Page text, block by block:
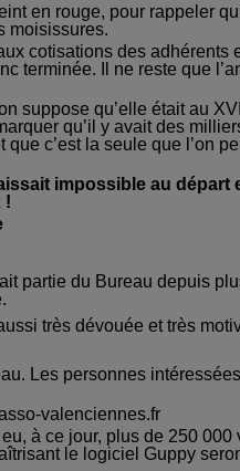
en rouge, pour rappeler
moisissures.
cotisations des adhérents
terminée. Il ne reste que
suppose qu’elle était au
qu’il y avait des
que c’est la seule que l’on
impossible au départ
!
partie du Bureau depuis
très dévouée et très
Les personnes
valenciennes.fr
à ce jour, plus de 250 000
le logiciel Guppy